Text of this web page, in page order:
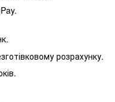
розрахунку.